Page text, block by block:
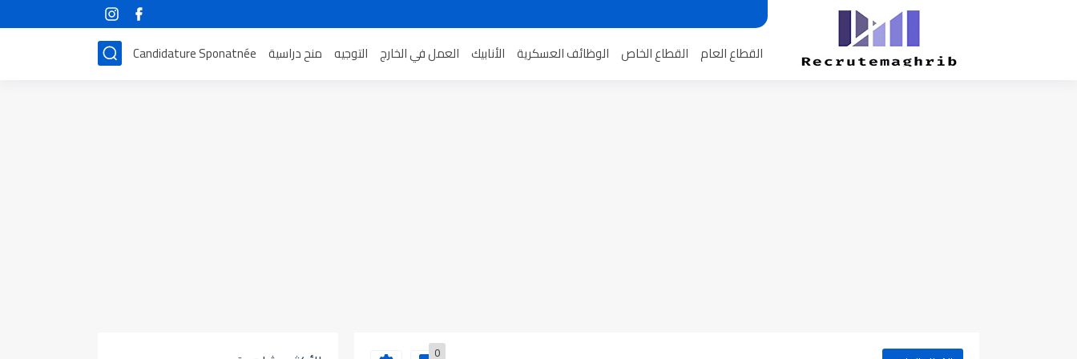
القطاع العام القطاع الخاص الوظائف العسكرية الأنابيك العمل في الخارج التوجيه منح دراسية Candidature Sponatnée
0